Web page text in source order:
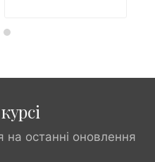
на останні оновлення